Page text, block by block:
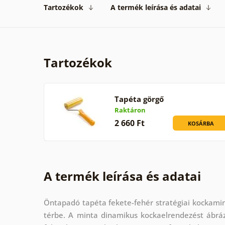
Tartozékok A termék leírása és adatai
Tartozékok
Tapéta görgő
Raktáron
2 660 Ft KOSÁRBA
A termék leírása és adatai
Öntapadó tapéta fekete-fehér stratégiai
térbe. A minta dinamikus kockaelrendezést